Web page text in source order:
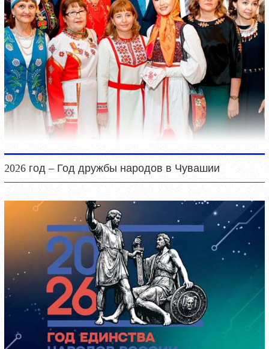
2026 год – Год дружбы народов в Чувашии